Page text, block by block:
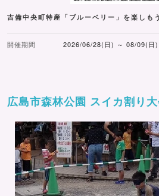
吉備中央町特産「ブルーベリー」を楽しもう
開催期間 2026/06/28(日) ～ 08/09(日)
広島市森林公園 スイカ割り大